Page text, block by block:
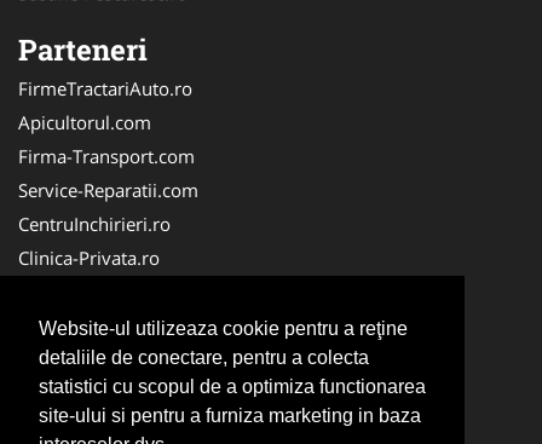
Website-ul utilizeaza cookie pentru a reţine
detaliile de conectare, pentru a colecta
statistici cu scopul de a optimiza functionarea
site-ului si pentru a furniza marketing in baza
Parteneri
FirmeTractariAuto.ro
Apicultorul.com
Firma-Transport.com
Service-Reparatii.com
CentruInchirieri.ro
Clinica-Privata.ro
Servicii-DDD.com
Birouri-Cadastru.ro
Centru-Copiere.ro
CramaVinuri.ro